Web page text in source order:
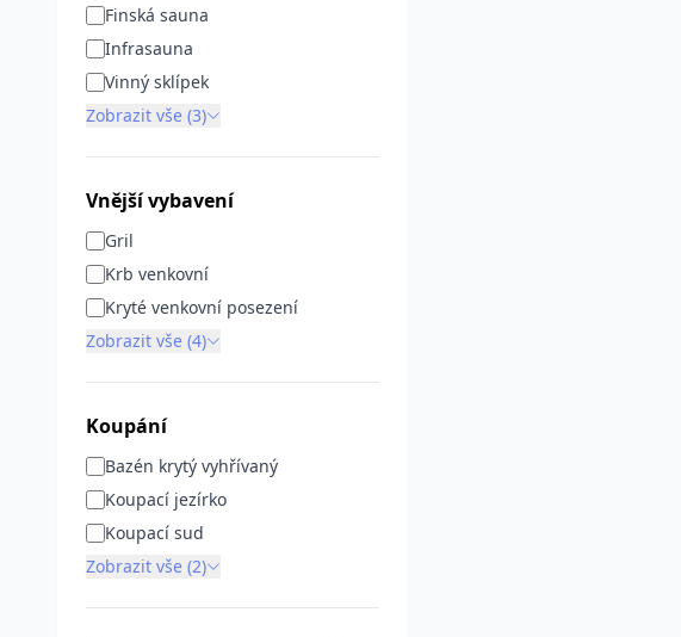
Finská sauna
Infrasauna
Vinný sklípek
Zobrazit vše (3)
Vnější vybavení
Gril
Krb venkovní
Kryté venkovní posezení
Zobrazit vše (4)
Koupání
Bazén krytý vyhřívaný
Koupací jezírko
Koupací sud
Zobrazit vše (2)